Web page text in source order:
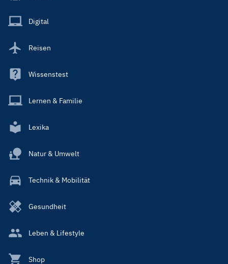
Main
Digital
Reisen
Wissenstest
Lernen & Familie
Lexika
Natur & Umwelt
Technik & Mobilität
Gesundheit
Leben & Lifestyle
Shop